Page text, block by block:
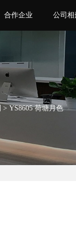
合作企业 公司相
> YS8605 荷塘月色